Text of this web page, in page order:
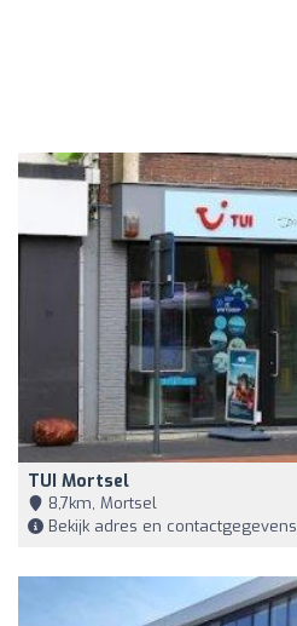
TUI Mortsel
8,7km, Mortsel
Bekijk adres en contactgegevens